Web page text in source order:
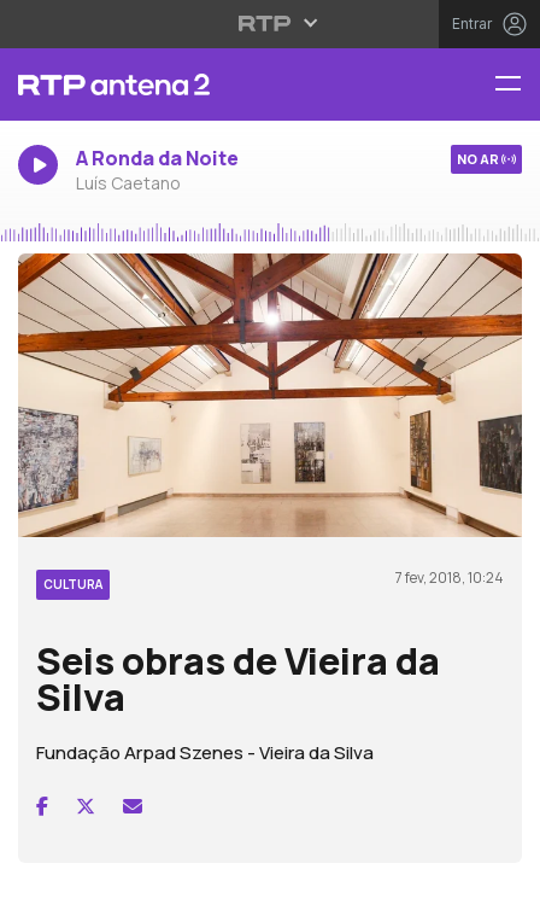
Entrar
A Ronda da Noite
Luís Caetano
NO AR
CULTURA 7 fev, 2018, 10:24
Seis obras de Vieira da
Silva
Fundação Arpad Szenes - Vieira da Silva